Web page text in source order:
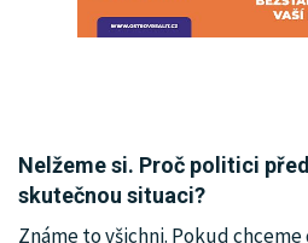
Nelžeme si. Proč politici
skutečnou situaci?
Známe to všichni. Pokud